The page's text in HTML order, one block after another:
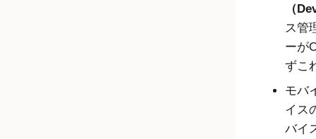
（
ス管
ーが
ずこ
モバ
イス
バイ